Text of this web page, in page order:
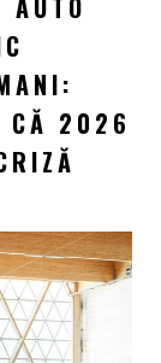
CĂ 2026